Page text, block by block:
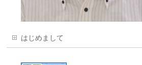
はじめまして